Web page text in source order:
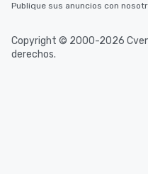
Publique sus anuncios con
Copyright © 2000-2026
derechos.